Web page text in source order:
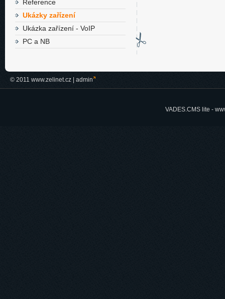
Reference
Ukázky zařízení
Ukázka zařízení - VoIP
PC a NB
© 2011 www.zelinet.cz | admin
VADES.CMS lite -